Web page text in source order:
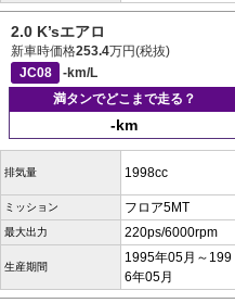
2.0 K’sエアロ
新車時価格253.4万円(税抜)
JC08
-km/L
満タンでどこまで走る？
-km
排気量 1998cc
ミッション フロア5MT
最大出力 220ps/6000rpm
生産期間
1995年05月～199
6年05月